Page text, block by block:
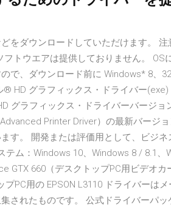
をダウンロードしていただけます。 注
トウエアは提供しておりません。 OS
で、ダウンロード前に Windows* 8、
HD グラフィックス・ドライバー(exe)
グラフィックス・ドライバーバージョ
Printer Driver）の最新バージ
す。 開発または評価用として、ビジネ
ム：Windows 10、Windows 8 / 8.1、
GTX 660（デスクトップPC用ビデオカ
PC用の EPSON L3110 ドライバーは
されたものです。 公式ドライバーパッ